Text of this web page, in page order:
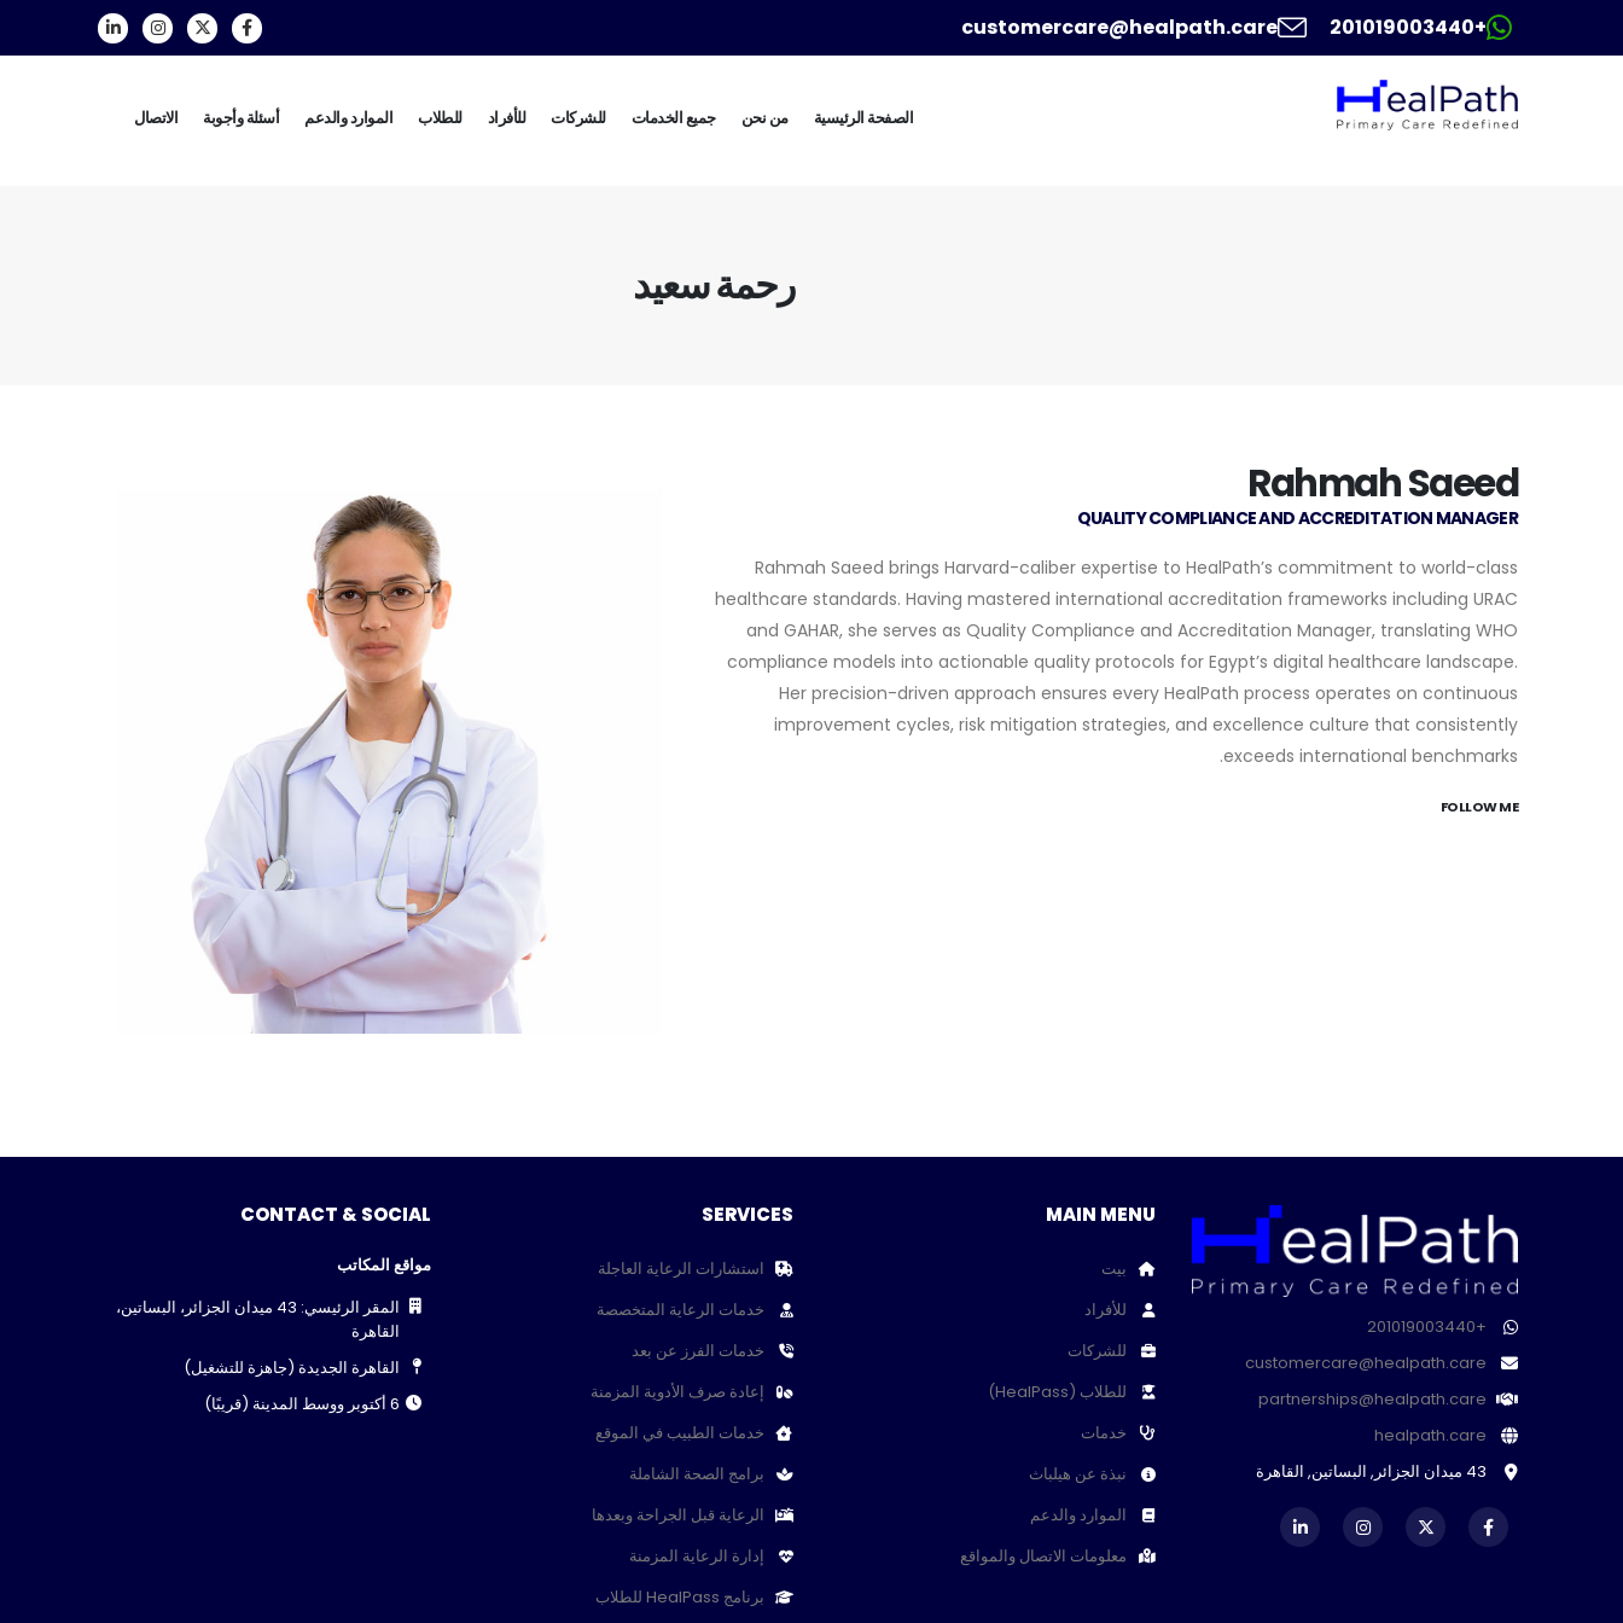
+201019003440
customercare@healpath.care
الصفحة الرئيسية من نحن جميع الخدمات للشركات للأفراد للطلاب الموارد والدعم أسئلة وأجوبة الاتصال
رحمة سعيد
Rahmah Saeed
QUALITY COMPLIANCE AND ACCREDITATION MANAGER
Rahmah Saeed brings Harvard-caliber expertise to HealPath’s commitment to world-class
healthcare standards. Having mastered international accreditation frameworks including URAC
and GAHAR, she serves as Quality Compliance and Accreditation Manager, translating WHO
compliance models into actionable quality protocols for Egypt’s digital healthcare landscape.
Her precision-driven approach ensures every HealPath process operates on continuous
improvement cycles, risk mitigation strategies, and excellence culture that consistently
exceeds international benchmarks.
FOLLOW ME
+201019003440
customercare@healpath.care
partnerships@healpath.care
healpath.care
43 ميدان الجزائر, البساتين, القاهرة
MAIN MENU
بيت
للأفراد
للشركات
للطلاب (HealPass)
خدمات
نبذة عن هيلباث
الموارد والدعم
معلومات الاتصال والمواقع
SERVICES
استشارات الرعاية العاجلة
خدمات الرعاية المتخصصة
خدمات الفرز عن بعد
إعادة صرف الأدوية المزمنة
خدمات الطبيب في الموقع
برامج الصحة الشاملة
الرعاية قبل الجراحة وبعدها
إدارة الرعاية المزمنة
برنامج HealPass للطلاب
CONTACT & SOCIAL
مواقع المكاتب
المقر الرئيسي: 43 ميدان الجزائر، البساتين،
القاهرة
القاهرة الجديدة (جاهزة للتشغيل)
6 أكتوبر ووسط المدينة (قريبًا)